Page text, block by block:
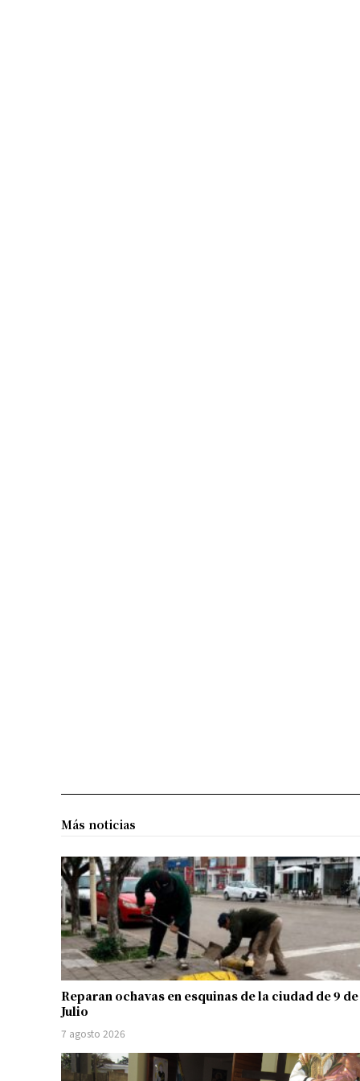
Más noticias
Reparan ochavas en esquinas de la ciudad de 9 de
Julio
7 agosto 2026